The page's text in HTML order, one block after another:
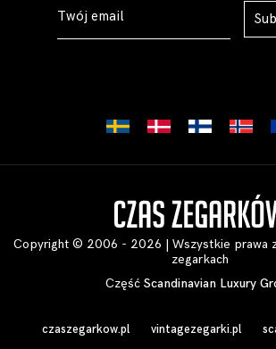
Copyright © 2006 - 2026 | Wszystkie prawa
zegarkach
Część Scandinavian Luxury
czaszegarkow.pl vintagezegarki.pl